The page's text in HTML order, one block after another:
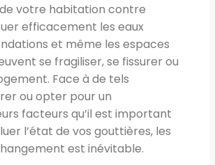
votre habitation contre
efficacement les eaux
et même les espaces
se fragiliser, se fissurer ou
Face à de tels
ou opter pour un
facteurs qu’il est important
l’état de vos gouttières, les
est inévitable.